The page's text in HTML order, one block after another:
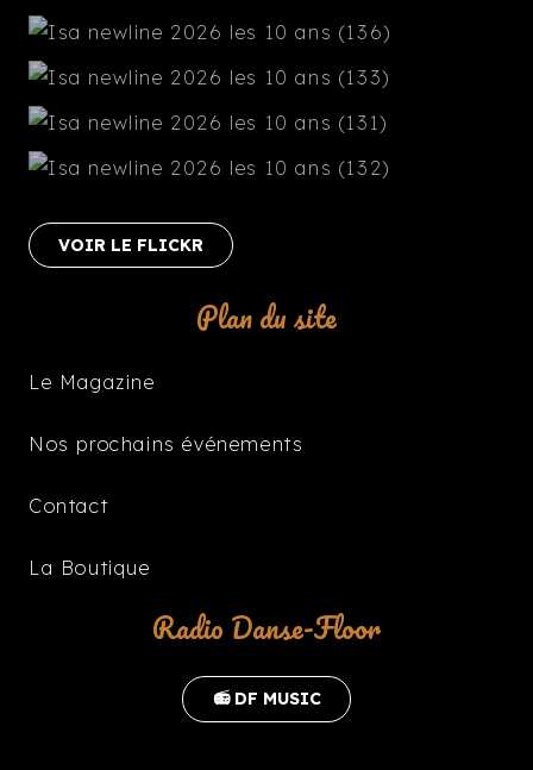
VOIR LE FLICKR
Plan du site
Le Magazine
Nos prochains événements
Contact
La Boutique
Radio Danse-Floor
📻 DF MUSIC